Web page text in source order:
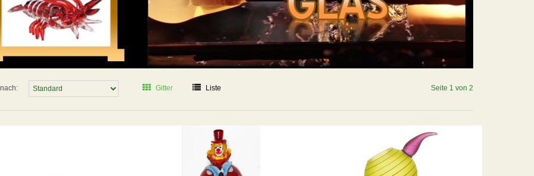
Gitter Liste Seite 1 von 2